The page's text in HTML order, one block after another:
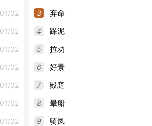
01/02
01/02
01/02
01/02
01/02
01/02
01/02
3 弃命
4 跺泥
5 拉劝
6 好景
7 殿庭
8 晕船
9 骑凤